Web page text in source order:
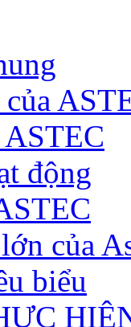
ASTEC
động
của
biểu